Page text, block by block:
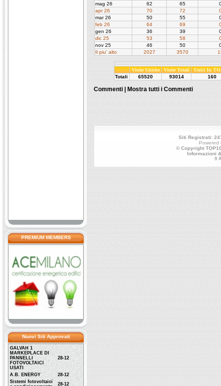
PREMIUM MEMBERS
Nuovi Siti Approvati
GALVAH 1
MARKEPLACE DI
PANNELLI
FOTOVOLTAICI
USATI
28-12
A.B. ENERGY
28-12
Sistemi fotovoltaici
28-12
mag 26
62 65
apr 26
70 72
mar 26
50 55
feb 26
64 69
gen 26
36 39
dic 25
53 58
nov 25
46 50
Il piu' alto
2027 3570
Visite Uniche Visite Totali
Unici In
Totali
65520 93014 160
Commenti | Mostra tutti i Commenti
Siti Registrati:
© Copyright
Informazioni
9